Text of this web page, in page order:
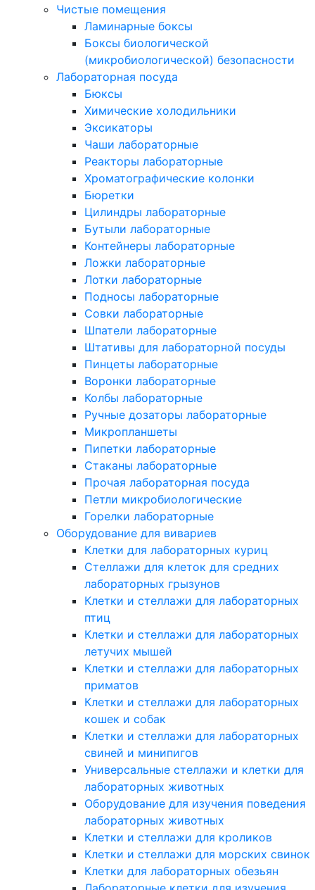
Чистые помещения
Ламинарные боксы
Боксы биологической
(микробиологической) безопасности
Лабораторная посуда
Бюксы
Химические холодильники
Эксикаторы
Чаши лабораторные
Реакторы лабораторные
Хроматографические колонки
Бюретки
Цилиндры лабораторные
Бутыли лабораторные
Контейнеры лабораторные
Ложки лабораторные
Лотки лабораторные
Подносы лабораторные
Совки лабораторные
Шпатели лабораторные
Штативы для лабораторной посуды
Пинцеты лабораторные
Воронки лабораторные
Колбы лабораторные
Ручные дозаторы лабораторные
Микропланшеты
Пипетки лабораторные
Стаканы лабораторные
Прочая лабораторная посуда
Петли микробиологические
Горелки лабораторные
Оборудование для вивариев
Клетки для лабораторных куриц
Стеллажи для клеток для средних
лабораторных грызунов
Клетки и стеллажи для лабораторных
птиц
Клетки и стеллажи для лабораторных
летучих мышей
Клетки и стеллажи для лабораторных
приматов
Клетки и стеллажи для лабораторных
кошек и собак
Клетки и стеллажи для лабораторных
свиней и минипигов
Универсальные стеллажи и клетки для
лабораторных животных
Оборудование для изучения поведения
лабораторных животных
Клетки и стеллажи для кроликов
Клетки и стеллажи для морских свинок
Клетки для лабораторных обезьян